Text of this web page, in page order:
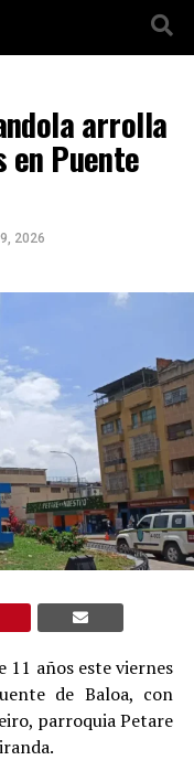
arrolla
en Puente
2026
11 años este viernes
de Baloa, con
parroquia Petare